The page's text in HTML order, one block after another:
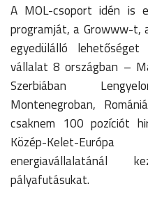
A MOL-csoport idén is
programját, a Growww-t,
egyedülálló
vállalat 8 országban –
Szerbiában
Montenegroban,
csaknem 100 pozíciót
Közép-Kelet-
energiavállalatánál
pályafutásukat.